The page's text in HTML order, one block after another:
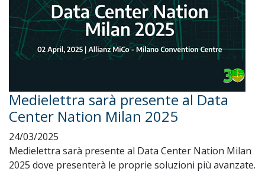
Medielettra sarà presente al Data
Center Nation Milan 2025
24/03/2025
Medielettra sarà presente al Data Center Nation Milan
2025 dove presenterà le proprie soluzioni più avanzate.